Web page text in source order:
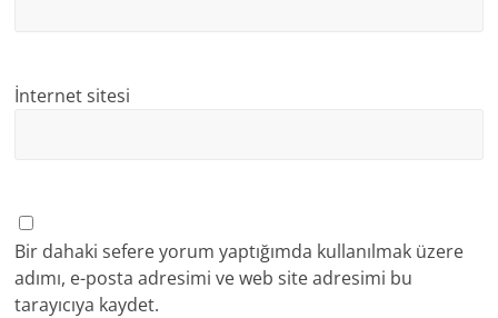
İnternet sitesi
Bir dahaki sefere yorum yaptığımda kullanılmak üzere
adımı, e-posta adresimi ve web site adresimi bu
tarayıcıya kaydet.